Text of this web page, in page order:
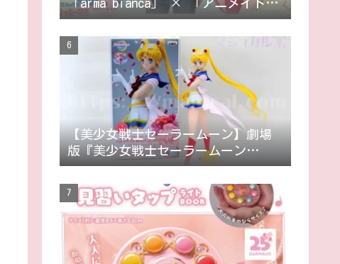
「arma bianca」 × 「アニメイト」
の共同ブランド「arti-mate」による
オリジナルアパレル、雑貨の販売が
決定！
【美少女戦士セーラームーン】劇場
版『美少女戦士セーラームーン
Eternal』GLITTER&GLAMOURS-SUPER
SAILOR MOON-［グリッターアンドグ
ラマラスシリーズ スーパーセーラー
ムーン］フィギュアコレクションレ
ビュー/評価